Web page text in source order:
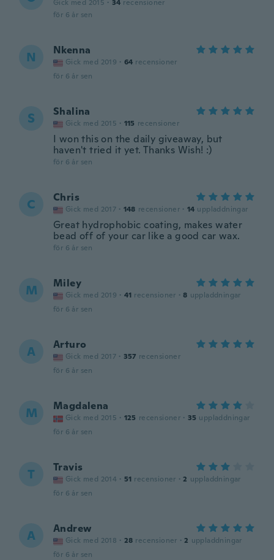
Gick med 2015 · 34 recensioner
för 6 år sen
N Nkenna
Gick med 2019 · 64 recensioner
för 6 år sen
S Shalina
Gick med 2015 · 115 recensioner
I won this on the daily giveaway, but
haven't tried it yet. Thanks Wish! :)
för 6 år sen
C Chris
Gick med 2017 · 148 recensioner · 14 uppladdningar
Great hydrophobic coating, makes water
bead off of your car like a good car wax.
för 6 år sen
M Miley
Gick med 2019 · 41 recensioner · 8 uppladdningar
för 6 år sen
A Arturo
Gick med 2017 · 357 recensioner
för 6 år sen
M Magdalena
Gick med 2015 · 125 recensioner · 35 uppladdningar
för 6 år sen
T Travis
Gick med 2014 · 51 recensioner · 2 uppladdningar
för 6 år sen
A Andrew
Gick med 2018 · 28 recensioner · 2 uppladdningar
för 6 år sen